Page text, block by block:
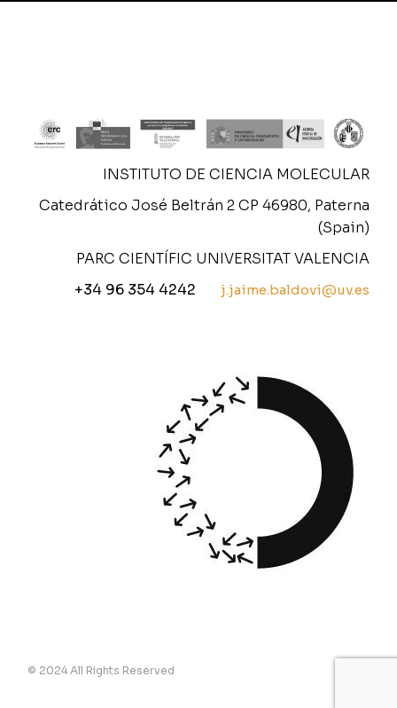
INSTITUTO DE CIENCIA MOLECULAR
Catedrático José Beltrán 2 CP 46980, Paterna
(Spain)
PARC CIENTÍFIC UNIVERSITAT VALENCIA
+34 96 354 4242
j.jaime.baldovi@uv.es
© 2024 All Rights Reserved